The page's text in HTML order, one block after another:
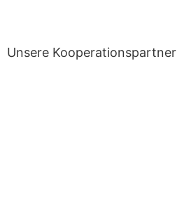
Unsere Kooperationspartner